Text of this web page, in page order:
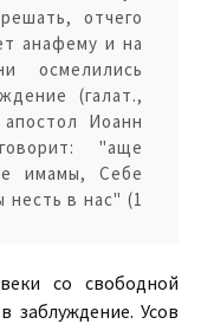
отчего
анафему и на
осмелились
(галат.,
Иоанн
"аще
имамы, Себе
в нас" (1
со свободной
заблуждение. Усов